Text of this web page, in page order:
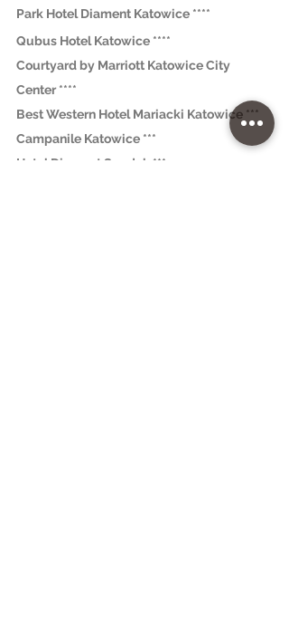
Park Hotel Diament Katowice ****
Qubus Hotel Katowice ****
Courtyard by Marriott Katowice City
Center ****
Best Western Hotel Mariacki Katowice ***
Campanile Katowice ***
Hotel Diament Spodek ***